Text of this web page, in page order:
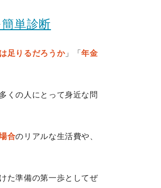
単診断
足りるだろうか」「年金
くの人にとって身近な問
合のリアルな生活費や、
た準備の第一歩としてぜ